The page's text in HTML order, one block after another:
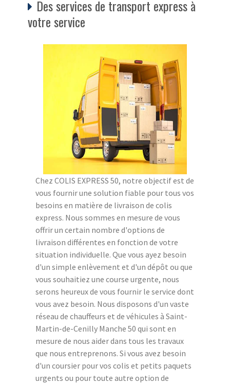
Des services de transport express à
votre service
Chez COLIS EXPRESS 50, notre objectif est de
vous fournir une solution fiable pour tous vos
besoins en matière de livraison de colis
express. Nous sommes en mesure de vous
offrir un certain nombre d'options de
livraison différentes en fonction de votre
situation individuelle. Que vous ayez besoin
d'un simple enlèvement et d'un dépôt ou que
vous souhaitiez une course urgente, nous
serons heureux de vous fournir le service dont
vous avez besoin. Nous disposons d'un vaste
réseau de chauffeurs et de véhicules à Saint-
Martin-de-Cenilly Manche 50 qui sont en
mesure de nous aider dans tous les travaux
que nous entreprenons. Si vous avez besoin
d'un coursier pour vos colis et petits paquets
urgents ou pour toute autre option de